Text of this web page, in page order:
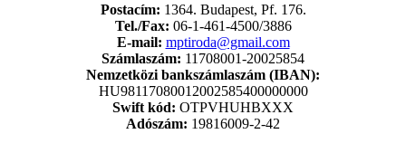
Postacím: 1364. Budapest, Pf. 176.
Tel./Fax: 06-1-461-4500/3886
E-mail: mptiroda@gmail.com
Számlaszám: 11708001-20025854
Nemzetközi bankszámlaszám (IBAN):
HU98117080012002585400000000
Swift kód: OTPVHUHBXXX
Adószám: 19816009-2-42